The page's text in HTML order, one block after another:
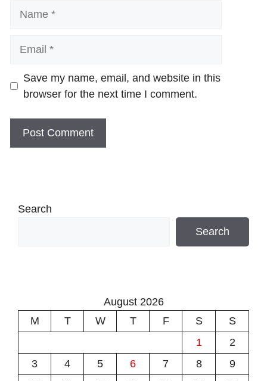
Website
Save my name, email, and website in this
browser for the next time I comment.
Search
Search
August 2026
M
T W T F S
S
1
2
3
4 5 6 7 8
9